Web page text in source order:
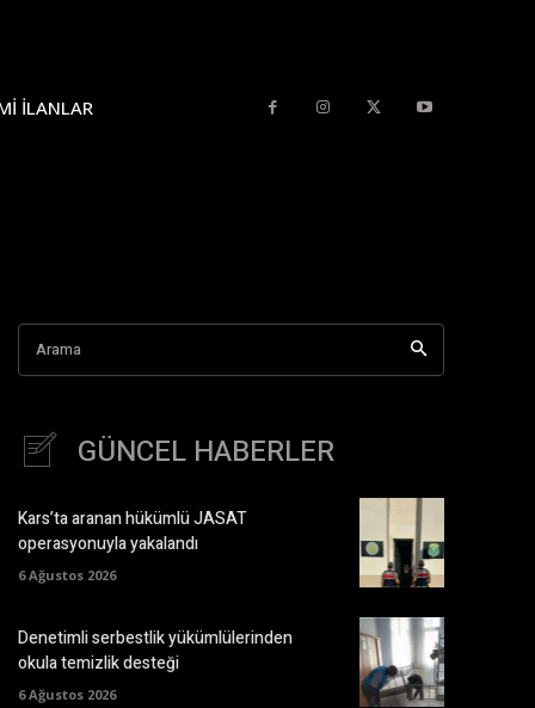
İLANLAR
Arama
GÜNCEL HABERLER
Kars’ta aranan hükümlü JASAT
operasyonuyla yakalandı
6 Ağustos 2026
Denetimli serbestlik yükümlülerinden
okula temizlik desteği
6 Ağustos 2026